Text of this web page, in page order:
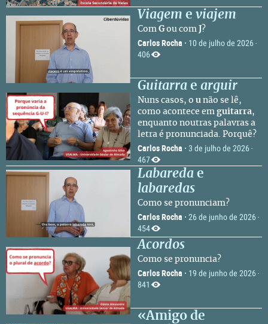
Viagem e viajem
Com Gou com J?
Carlos Rocha · 10 de julho de 2026 ·
406
Guitarra e arguir
Nuns casos, o u não se lê,
como acontece em guitarra,
enquanto noutras palavras a
letra é pronunciada. Porquê?
Carlos Rocha · 3 de julho de 2026 ·
467
Labareda e
labaredas
Como se pronunciam?
Carlos Rocha · 26 de junho de 2026 ·
454
Acordos
Como se pronuncia?
Carlos Rocha · 19 de junho de 2026 ·
841
«Amigo de